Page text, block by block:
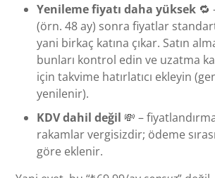
Yenileme fiyatı daha yüksek 🔁
(örn. 48 ay) sonra fiyatlar
yani birkaç katına çıkar. Satın
bunları kontrol edin ve uzatma
için takvime hatırlatıcı ekleyin
yenilenir).
KDV dahil değil 💸 –
rakamlar vergisizdir; ödeme
göre eklenir.